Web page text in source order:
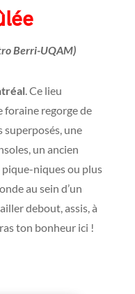
Berri-UQAM)
. Ce lieu
foraine regorge de
superposés, une
un ancien
pique-niques ou plus
au sein d’un
debout, assis, à
ton bonheur ici !